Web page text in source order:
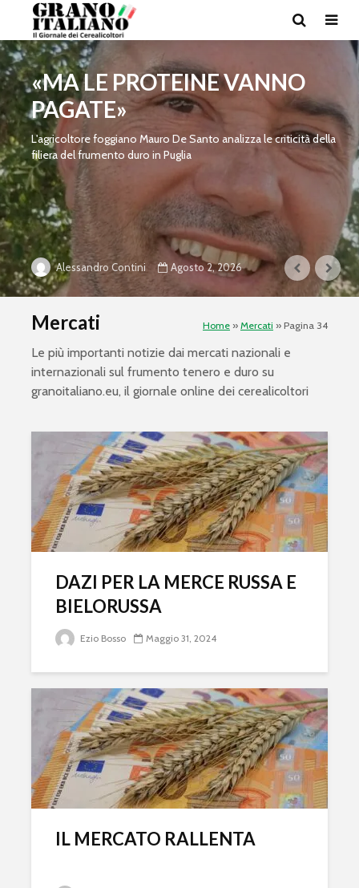
«MA LE PROTEINE VANNO
PAGATE»
L'agricoltore foggiano Mauro De Santo analizza le criticità della
filiera del frumento duro in Puglia
Alessandro Contini Agosto 2, 2026
Mercati Home » Mercati » Pagina 34
Le più importanti notizie dai mercati nazionali e
internazionali sul frumento tenero e duro su
granoitaliano.eu, il giornale online dei cerealicoltori
DAZI PER LA MERCE RUSSA E
BIELORUSSA
Ezio Bosso Maggio 31, 2024
IL MERCATO RALLENTA